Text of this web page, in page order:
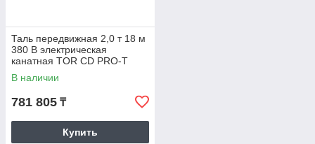
Таль передвижная 2,0 т 18 м
380 В электрическая
канатная TOR CD PRO-T
(усиленный двигатель и
редуктор)
В наличии
781 805 ₸
Купить